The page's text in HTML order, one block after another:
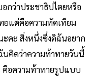
กว่าประชาธิปไตยหรือ
ยแต่คือความทัดเทียม
คะ สิ่งหนึ่งซึ่งดิฉันอยาก
นคิดว่าความท้าทายวันนี้
คือความท้าทายรูปแบบ